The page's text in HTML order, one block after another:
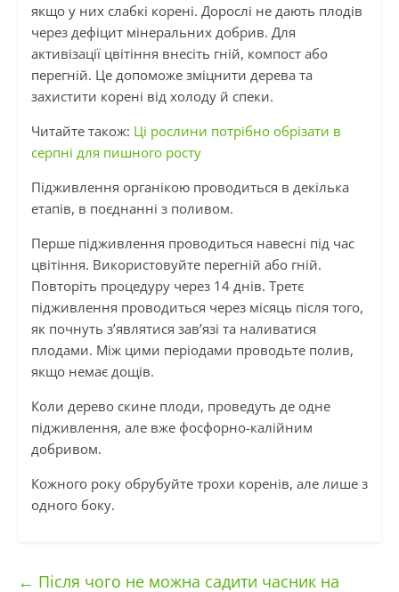
якщо у них слабкі корені. Дорослі не дають плодів
через дефіцит мінеральних добрив. Для
активізації цвітіння внесіть гній, компост або
перегній. Це допоможе зміцнити дерева та
захистити корені від холоду й спеки.
Читайте також: Ці рослини потрібно обрізати в
серпні для пишного росту
Підживлення органікою проводиться в декілька
етапів, в поєднанні з поливом.
Перше підживлення проводиться навесні під час
цвітіння. Використовуйте перегній або гній.
Повторіть процедуру через 14 днів. Третє
підживлення проводиться через місяць після того,
як почнуть з’являтися зав’язі та наливатися
плодами. Між цими періодами проводьте полив,
якщо немає дощів.
Коли дерево скине плоди, проведуть де одне
підживлення, але вже фосфорно-калійним
добривом.
Кожного року обрубуйте трохи коренів, але лише з
одного боку.
← Після чого не можна садити часник на